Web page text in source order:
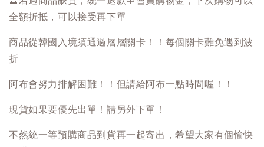
全額折抵，可以接受再下單
商品從韓國入境須通過層層關卡！！每個關卡難免遇到波
折
阿布會努力排解困難！！但請給阿布一點時間喔！！
現貨如果要優先出單！請另外下單！
不然統一等預購商品到貨再一起寄出，希望大家有個愉快